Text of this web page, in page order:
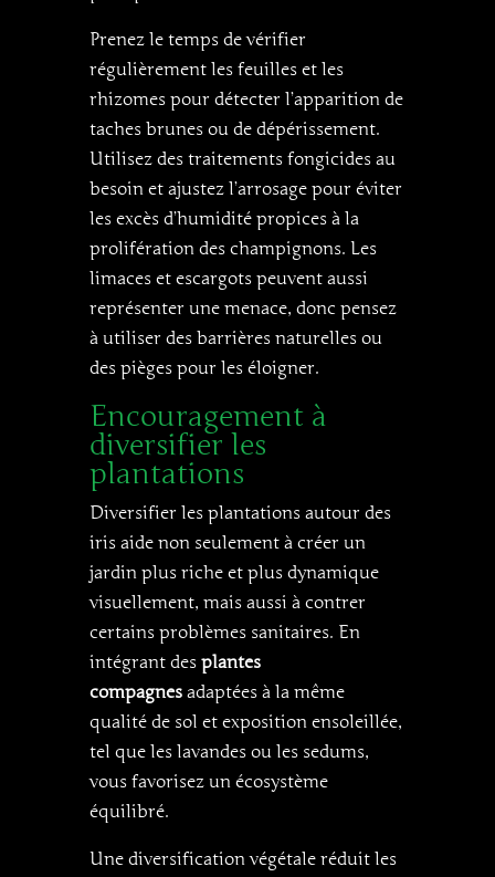
Prenez le temps de vérifier
régulièrement les feuilles et les
rhizomes pour détecter l’apparition de
taches brunes ou de dépérissement.
Utilisez des traitements fongicides au
besoin et ajustez l’arrosage pour éviter
les excès d’humidité propices à la
prolifération des champignons. Les
limaces et escargots peuvent aussi
représenter une menace, donc pensez
à utiliser des barrières naturelles ou
des pièges pour les éloigner.
Encouragement à
diversifier les
plantations
Diversifier les plantations autour des
iris aide non seulement à créer un
jardin plus riche et plus dynamique
visuellement, mais aussi à contrer
certains problèmes sanitaires. En
intégrant des plantes
compagnes adaptées à la même
qualité de sol et exposition ensoleillée,
tel que les lavandes ou les sedums,
vous favorisez un écosystème
équilibré.
Une diversification végétale réduit les